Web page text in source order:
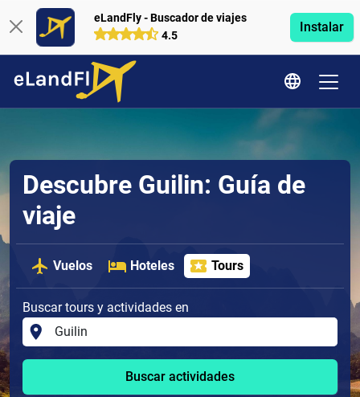
eLandFly - Buscador de viajes
4.5
Instalar
Descubre Guilin: Guía de
viaje
Vuelos Hoteles Tours
Buscar tours y actividades en
Buscar actividades